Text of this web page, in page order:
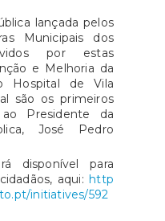
lançada pelos
Municipais dos
por estas
e Melhoria da
Hospital de Vila
são os primeiros
Presidente da
José Pedro
disponível para
aqui: http
initiatives/592